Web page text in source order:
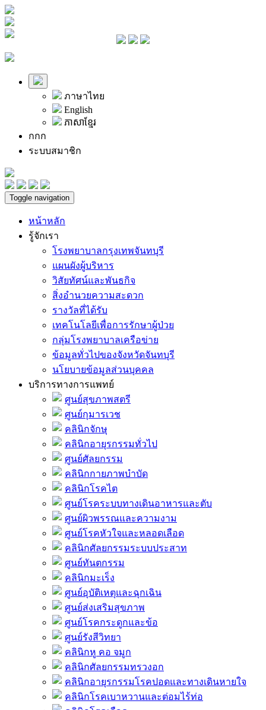
ภาษาไทย
English
ភាសាខ្មែរ
กกก
ระบบสมาชิก
Toggle navigation
หน้าหลัก
รู้จักเรา
โรงพยาบาลกรุงเทพจันทบุรี
แผนผังผู้บริหาร
วิสัยทัศน์และพันธกิจ
สิ่งอำนวยความสะดวก
รางวัลที่ได้รับ
เทคโนโลยีเพื่อการรักษาผู้ป่วย
กลุ่มโรงพยาบาลเครือข่าย
ข้อมูลทั่วไปของจังหวัดจันทบุรี
นโยบายข้อมูลส่วนบุคคล
บริการทางการแพทย์
ศูนย์สุขภาพสตรี
ศูนย์กุมารเวช
คลินิกจักษุ
คลินิกอายุรกรรมทั่วไป
ศูนย์ศัลยกรรม
คลินิกกายภาพบำบัด
คลินิกโรคไต
ศูนย์โรคระบบทางเดินอาหารและตับ
ศูนย์ผิวพรรณและความงาม
ศูนย์โรคหัวใจและหลอดเลือด
คลินิกศัลยกรรมระบบประสาท
ศูนย์ทันตกรรม
คลินิกมะเร็ง
ศูนย์อุบัติเหตุและฉุกเฉิน
ศูนย์ส่งเสริมสุขภาพ
ศูนย์โรคกระดูกและข้อ
ศูนย์รังสีวิทยา
คลินิกหู คอ จมูก
คลินิกศัลยกรรมทรวงอก
คลินิกอายุรกรรมโรคปอดและทางเดินหายใจ
คลินิกโรคเบาหวานและต่อมไร้ท่อ